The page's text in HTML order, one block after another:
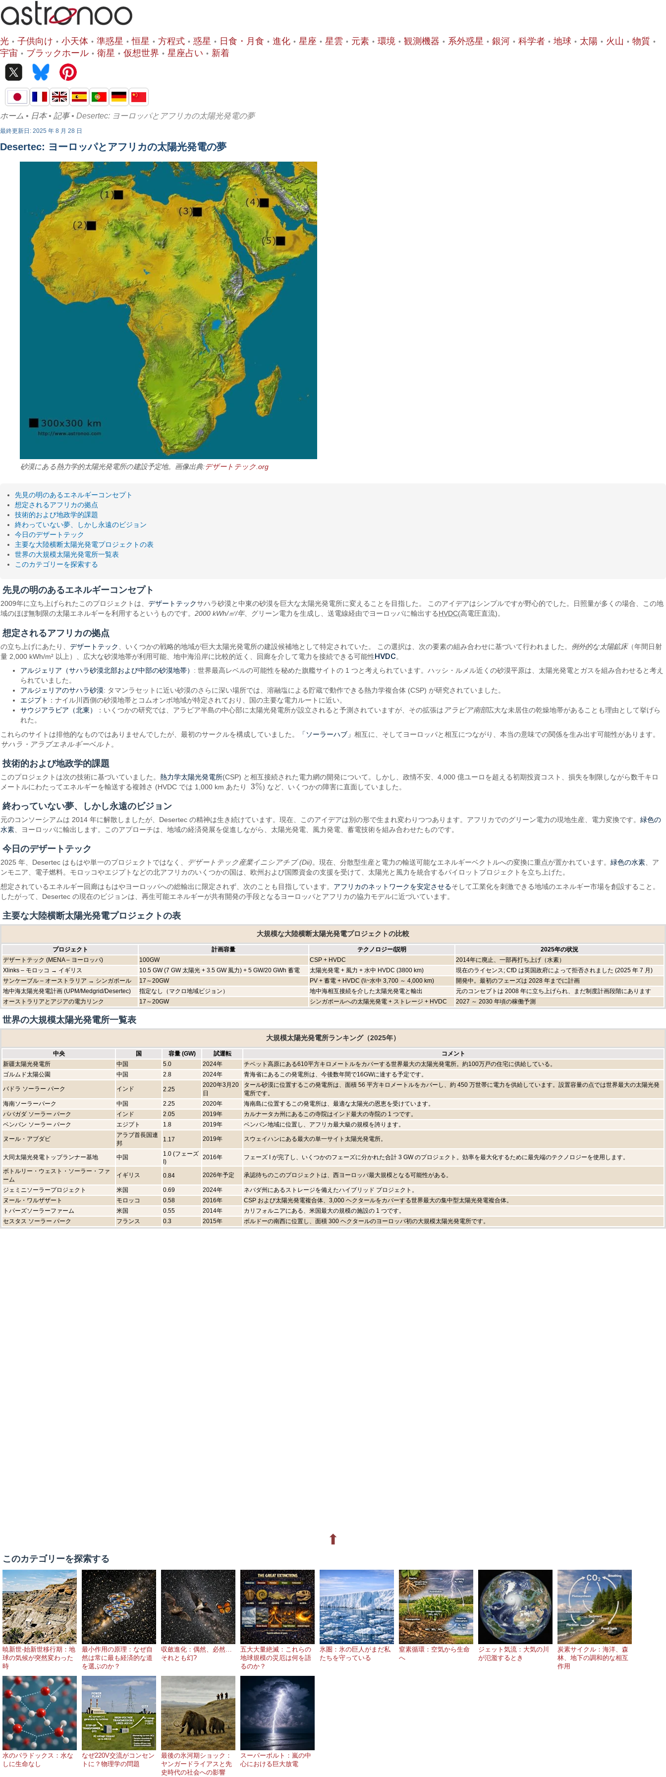
光 子供向け 小天体 準惑星 恒星 方程式 惑星 日食・月食 進化 星座 星雲 元素 環境 観測機器 系外惑星 銀河 科学者 地球 太陽 火山
物質
宇宙
ブラックホール 衛星 仮想世界 星座占い 新着
ホーム • 日本• 記事• Desertec: ヨーロッパとアフリカの太陽光発電の夢
最終更新日: 2025 年 8 月 28 日
Desertec: ヨーロッパとアフリカの太陽光発電の夢
砂漠にある熱力学的太陽光発電所の建設予定地。画像出典:デザートテック.org
先見の明のあるエネルギーコンセプト
想定されるアフリカの拠点
技術的および地政学的課題
終わっていない夢、しかし永遠のビジョン
今日のデザートテック
主要な大陸横断太陽光発電プロジェクトの表
世界の大規模太陽光発電所一覧表
このカテゴリーを探索する
先見の明のあるエネルギーコンセプト
2009年に立ち上げられたこのプロジェクトは、デザートテックサハラ砂漠と中東の砂漠を巨大な太陽光発電所に変えることを目指した。 このアイデアはシンプルですが野心的でした。日照量が多くの場合、この地
域のほぼ無制限の太陽エネルギーを利用するというものです。2000 kWh/㎡/年、グリーン電力を生成し、送電線経由でヨーロッパに輸出するHVDC(高電圧直流)。
想定されるアフリカの拠点
の立ち上げにあたり、デザートテック 、いくつかの戦略的地域が巨大太陽光発電所の建設候補地として特定されていた。 この選択は、次の要素の組み合わせに基づいて行われました。 例外的な太陽鉱床（年間日射
量 2,000 kWh/m² 以上）、広大な砂漠地帯が利用可能、地中海沿岸に比較的近く、回廊を介して電力を接続できる可能性HVDC。
アルジェリア（サハラ砂漠北部および中部の砂漠地帯） : 世界最高レベルの可能性を秘めた旗艦サイトの 1 つと考えられています。ハッシ・ルメル近くの砂漠平原は、太陽光発電とガスを組み合わせると考え
られていました。
アルジェリアのサハラ砂漠: タマンラセットに近い砂漠のさらに深い場所では、溶融塩による貯蔵で動作できる熱力学複合体 (CSP) が研究されていました。
エジプト ：ナイル川西側の砂漠地帯とコムオンボ地域が特定されており、国の主要な電力ルートに近い。
サウジアラビア（北東） ：いくつかの研究では、アラビア半島の中心部に太陽光発電所が設立されると予測されていますが、その拡張は アラビア南部広大な未居住の乾燥地帯があることも理由として挙げら
れた。
これらのサイトは排他的なものではありませんでしたが、最初のサークルを構成していました。
「ソーラーハブ」相互に、そしてヨーロッパと相互につながり、本当の意味での関係を生み出す可能性があります。
サハラ・アラブエネルギーベルト 。
技術的および地政学的課題
このプロジェクトは次の技術に基づいていました。熱力学太陽光発電所(CSP) と相互接続された電力網の開発について。しかし、政情不安、4,000 億ユーロを超える初期投資コスト、損失を制限しながら数千キロ
メートルにわたってエネルギーを輸送する複雑さ (HVDC では 1,000 km あたり
3%
3% ) など、いくつかの障害に直面していました。
終わっていない夢、しかし永遠のビジョン
元のコンソーシアムは 2014 年に解散しましたが、Desertec の精神は生き続けています。現在、このアイデアは別の形で生まれ変わりつつあります。アフリカでのグリーン電力の現地生産、電力変換です。緑色の
水素、ヨーロッパに輸出します。このアプローチは、地域の経済発展を促進しながら、太陽光発電、風力発電、蓄電技術を組み合わせたものです。
今日のデザートテック
2025 年、Desertec はもはや単一のプロジェクトではなく、 デザートテック産業イニシアチブ (Dii)。現在、分散型生産と電力の輸送可能なエネルギーベクトルへの変換に重点が置かれています。緑色の水素、ア
ンモニア、電子燃料。モロッコやエジプトなどの北アフリカのいくつかの国は、欧州および国際資金の支援を受けて、太陽光と風力を統合するパイロットプロジェクトを立ち上げた。
想定されているエネルギー回廊はもはやヨーロッパへの総輸出に限定されず、次のことも目指しています。 アフリカのネットワークを安定させるそして工業化を刺激できる地域のエネルギー市場を創設すること。
したがって、Desertec の現在のビジョンは、再生可能エネルギーが共有開発の手段となるヨーロッパとアフリカの協力モデルに近づいています。
主要な大陸横断太陽光発電プロジェクトの表
大規模な大陸横断太陽光発電プロジェクトの比較
プロジェクト 計画容量 テクノロジー/説明
2025年の状況
デザートテック (MENA – ヨーロッパ)
100GW CSP + HVDC
2014年に廃止、一部再打ち上げ（水素）
Xlinks – モロッコ → イギリス
10.5 GW (7 GW 太陽光 + 3.5 GW 風力) + 5 GW/20 GWh 蓄電 太陽光発電 + 風力 + 水中 HVDC (3800 km)
現在のライセンス; CfD は英国政府によって拒否されました (2025 年 7 月)
サンケーブル – オーストラリア → シンガポール
17～20GW PV + 蓄電 + HVDC (\\~水中 3,700 ～ 4,000 km)
開発中。最初のフェーズは 2028 年までに計画
地中海太陽光発電計画 (UPM/Medgrid/Desertec)
指定なし（マクロ地域ビジョン） 地中海相互接続を介した太陽光発電と輸出
元のコンセプトは 2008 年に立ち上げられ、まだ制度計画段階にあります
オーストラリアとアジアの電力リンク
17～20GW シンガポールへの太陽光発電 + ストレージ + HVDC 2027 ～ 2030 年頃の稼働予測
世界の大規模太陽光発電所一覧表
大規模太陽光発電所ランキング（2025年）
中央 国 容量 (GW) 試運転
コメント
新疆太陽光発電所
中国 5.0 2024年
チベット高原にある610平方キロメートルをカバーする世界最大の太陽光発電所。約100万戸の住宅に供給している。
ゴルムド太陽公園
中国 2.8 2024年 青海省にあるこの発電所は、今後数年間で16GWに達する予定です。
バドラ ソーラー パーク インド 2.25
2020年3月20
日
タール砂漠に位置するこの発電所は、面積 56 平方キロメートルをカバーし、約 450 万世帯に電力を供給しています。設置容量の点では世界最大の太陽光発
電所です。
海南ソーラーパーク
中国 2.25 2020年
海南島に位置するこの発電所は、最適な太陽光の恩恵を受けています。
パバガダ ソーラー パーク
インド 2.05 2019年
カルナータカ州にあるこの寺院はインド最大の寺院の 1 つです。
ベンバン ソーラー パーク
エジプト 1.8 2019年 ベンバン地域に位置し、アフリカ最大級の規模を誇ります。
ヌール・アブダビ
アラブ首長国連
邦
1.17 2019年 スウェイハンにある最大の単一サイト太陽光発電所。
大同太陽光発電トップランナー基地 中国
1.0 (フェーズ
I)
2016年
フェーズ I が完了し、いくつかのフェーズに分かれた合計 3 GW のプロジェクト。効率を最大化するために最先端のテクノロジーを使用します。
ボトルリー・ウェスト・ソーラー・ファ
ーム
イギリス 0.84 2026年予定 承認待ちのこのプロジェクトは、西ヨーロッパ最大規模となる可能性がある。
ジェミニソーラープロジェクト 米国 0.69 2024年
ネバダ州にあるストレージを備えたハイブリッド プロジェクト。
ヌール・ワルザザート
モロッコ 0.58 2016年
CSP および太陽光発電複合体、3,000 ヘクタールをカバーする世界最大の集中型太陽光発電複合体。
トパーズソーラーファーム
米国 0.55 2014年
カリフォルニアにある、米国最大の規模の施設の 1 つです。
セスタス ソーラー パーク
フランス 0.3 2015年 ボルドーの南西に位置し、面積 300 ヘクタールのヨーロッパ初の大規模太陽光発電所です。
⬆
このカテゴリーを探索する
暁新世-始新世移行期：地
球の気候が突然変わった
時
最小作用の原理：なぜ自
然は常に最も経済的な道
を選ぶのか？
収斂進化：偶然、必然…
それとも幻?
五大大量絶滅：これらの
地球規模の災厄は何を語
るのか？
氷圏：氷の巨人がまだ私
たちを守っている
窒素循環：空気から生命
へ
ジェット気流：大気の川
が氾濫するとき
炭素サイクル：海洋、森
林、地下の調和的な相互
作用
水のパラドックス：水な
しに生命なし
なぜ220V交流がコンセン
トに？物理学の問題
最後の氷河期ショック：
ヤンガードライアスと先
史時代の社会への影響
スーパーボルト：嵐の中
心における巨大放電